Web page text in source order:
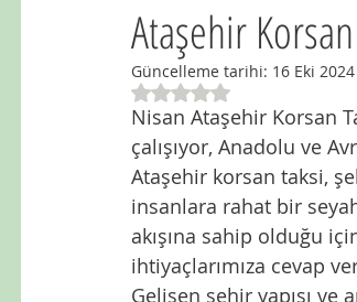
Ataşehir
Güncelleme tarihi: 16 Eki 2024
5 üzerinden NaN yıldız
Nisan Ataşehir Korsan
çalışıyor, Anadolu ve
Ataşehir korsan taksi,
insanlara rahat bir
akışına sahip olduğu
ihtiyaçlarımıza cevap
Gelişen şehir yapısı